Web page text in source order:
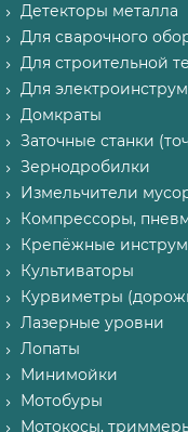
Детекторы металла
Для сварочного
Для строительной
Для
Домкраты
Заточные станки
Зернодробилки
Измельчители
Компрессоры,
Крепёжные
Культиваторы
Курвиметры
Лазерные уровни
Лопаты
Минимойки
Мотобуры
Мотокосы,